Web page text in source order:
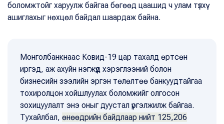
боломжтойг харуулж байгаа бөгөөд цаашид ч улам түлхүү
ашиглахыг нөхцөл байдал шаардаж байна.
Монголбанкнаас Ковид-19 цар тахалд өртсөн
иргэд, аж ахуйн нэгжүүд хэрэглээний болон
бизнесийн зээлийн эргэн төлөлтөө банкуудтайгаа
тохиролцон хойшлуулах боломжийг олгосон
зохицуулалт энэ оныг дуустал үргэлжилж байгаа.
Тухайлбал, өнөөдрийн байдлаар нийт 125,206